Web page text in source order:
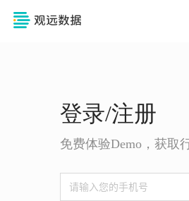
登录/注册
免费体验Demo，获取